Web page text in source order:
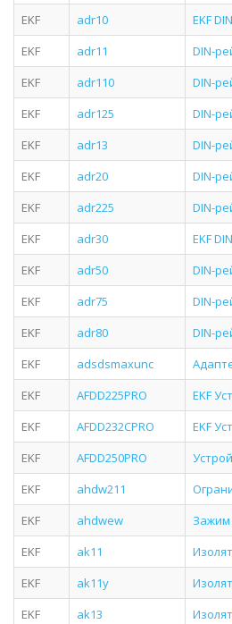
EKF
adr10
EKF
EKF
adr11
DIN-
EKF
adr110
DIN-
EKF
adr125
DIN-
EKF
adr13
DIN-
EKF
adr20
DIN-
EKF
adr225
DIN-
EKF
adr30
EKF
EKF
adr50
DIN-
EKF
adr75
DIN-
EKF
adr80
DIN-
EKF
adsdsmaxunc
EKF
AFDD225PRO
EKF
EKF
AFDD232CPRO
EKF
EKF
AFDD250PRO
EKF
ahdw211
EKF
ahdwew
Зажим
EKF
ak11
EKF
ak11y
EKF
ak13